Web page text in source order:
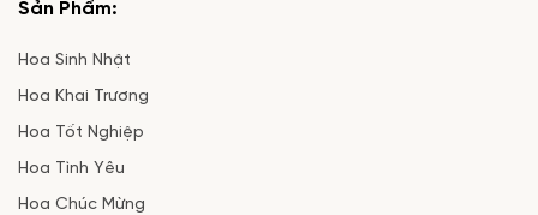
Sản Phẩm:
Hoa Sinh Nhật
Hoa Khai Trương
Hoa Tốt Nghiệp
Hoa Tình Yêu
Hoa Chúc Mừng